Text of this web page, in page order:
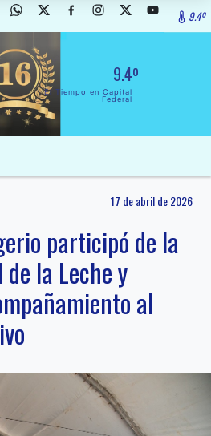
9.4º
9.4º
El Tiempo en Capital
Federal
17 de abril de 2026
participó de la
la Leche y
al